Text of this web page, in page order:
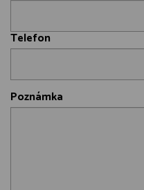
Telefon
Poznámka